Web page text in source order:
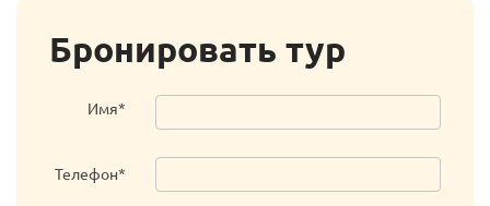
Бронировать тур
Имя*
Телефон*